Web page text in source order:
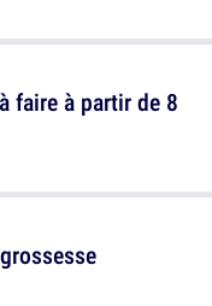
faire à partir de 8